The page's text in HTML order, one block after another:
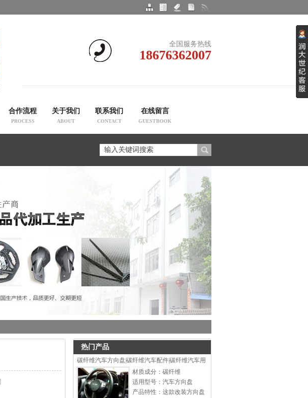
全国服务热线
18676362007
合作流程
PROCESS
关于我们
ABOUT
联系我们
CONTACT
在线留言
GUESTBOOK
】
热门产品
碳纤维汽车方向盘|碳纤维汽车配件|碳纤维汽车用
材质成分：碳纤维
适用型号：汽车方向盘
产品特性：这款改装方向盘